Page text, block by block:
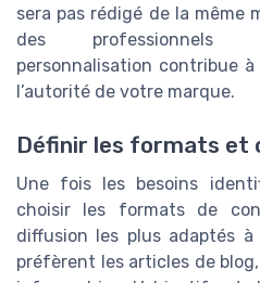
sera pas rédigé de la même
des professionnels
personnalisation contribue
l’autorité de votre marque.
Définir les formats et
Une fois les besoins
choisir les formats de
diffusion les plus adaptés
préfèrent les articles de